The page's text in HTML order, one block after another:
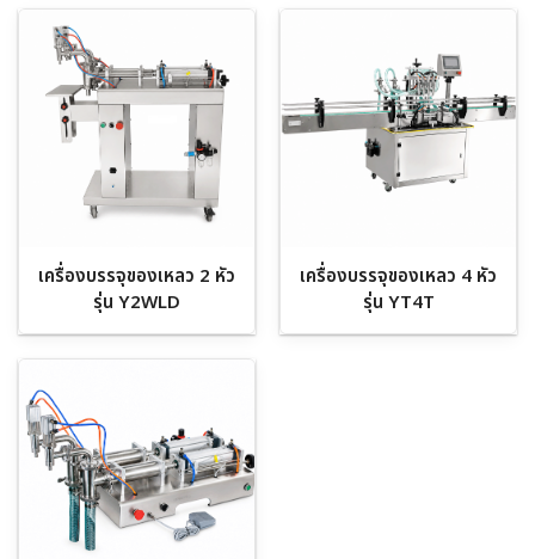
เครื่องบรรจุของเหลว 2 หัว
รุ่น Y2WLD
เครื่องบรรจุของเหลว 4 หัว
รุ่น YT4T